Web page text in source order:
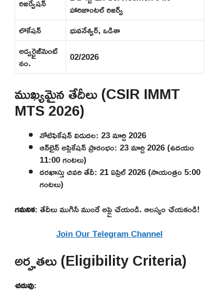
హారిజాంటల్ రిజర్వ్
లొకేషన్
భువనేశ్వర్, ఒడిశా
అడ్వర్టైజ్‌మెంట్
నం. 02/2026
ముఖ్యమైన తేదీలు (CSIR IMMT
MTS 2026)
నోటిఫికేషన్ విడుదల: 23 మార్చి 2026
ఆన్‌లైన్ అప్లికేషన్ ప్రారంభం: 23 మార్చి 2026 (ఉదయం
11:00 గంటలు)
దరఖాస్తు చివరి తేదీ: 21 ఏప్రిల్ 2026 (సాయంత్రం 5:00
గంటలు)
గమనిక: తేదీలు ముగిసే ముందే అప్లై చేయండి. ఆలస్యం చేయకండి!
Join Our Telegram Channel
అర్హతలు (Eligibility Criteria)
చదువు: